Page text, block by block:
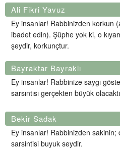
Ali Fikri Yavuz
Ey insanlar! Rabbinizden korkun
ibadet edin). Şüphe yok ki, o
şeydir, korkunçtur.
Bayraktar Bayraklı
Ey insanlar! Rabbinize saygı
sarsıntısı gerçekten büyük
Bekir Sadak
Ey insanlar! Rabbinizden
sarsintisi buyuk seydir.